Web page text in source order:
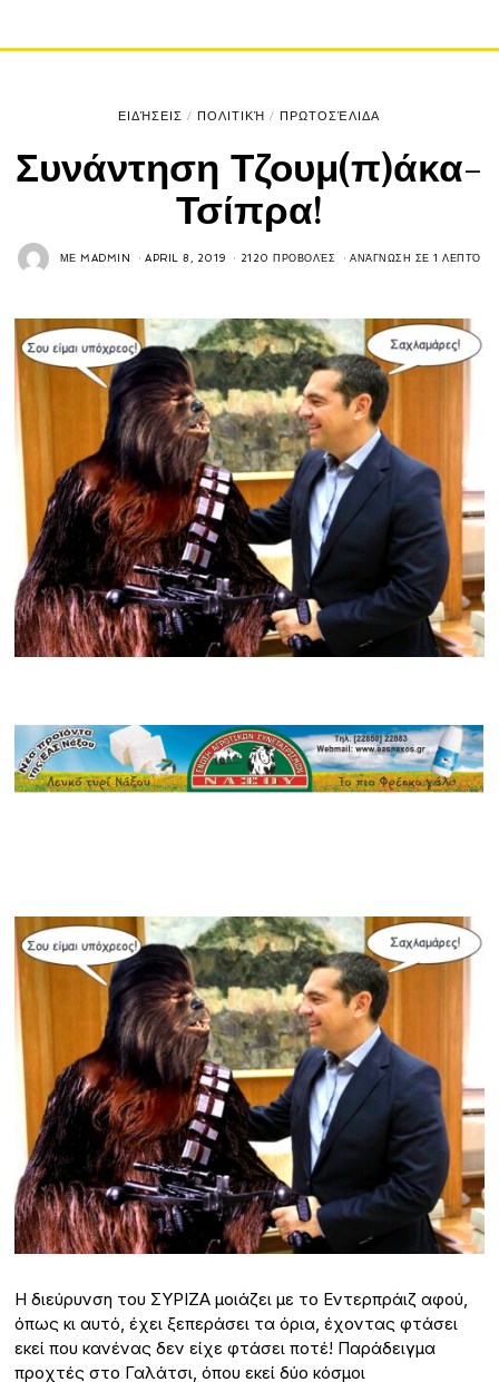
ΕΙΔΉΣΕΙΣ / ΠΟΛΙΤΙΚΉ / ΠΡΩΤΟΣΈΛΙΔΑ
Συνάντηση Τζουμ(π)άκα-
Τσίπρα!
ΜΕMADMIN APRIL 8, 2019 2120 ΠΡΟΒΟΛΈΣ ΑΝΆΓΝΩΣΗ ΣΕ 1 ΛΕΠΤΌ
Η διεύρυνση του ΣΥΡΙΖΑ μοιάζει με το Εντερπράιζ αφού,
όπως κι αυτό, έχει ξεπεράσει τα όρια, έχοντας φτάσει
εκεί που κανένας δεν είχε φτάσει ποτέ! Παράδειγμα
προχτές στο Γαλάτσι, όπου εκεί δύο κόσμοι